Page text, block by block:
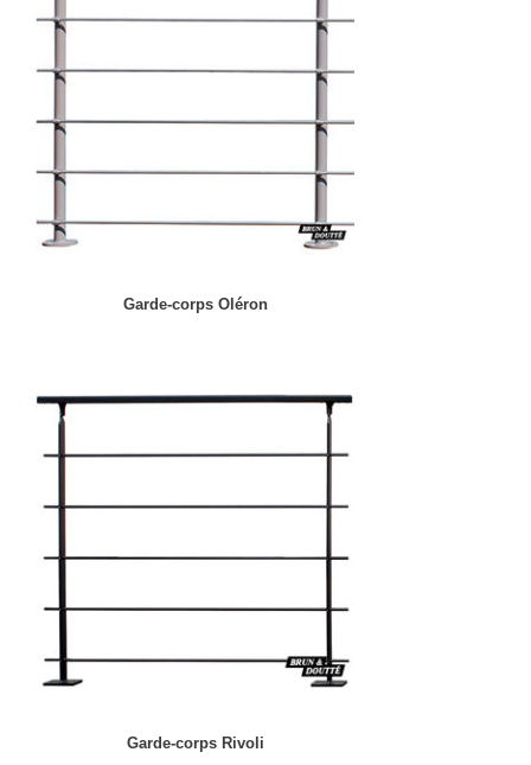
Garde-corps Oléron
Garde-corps Rivoli